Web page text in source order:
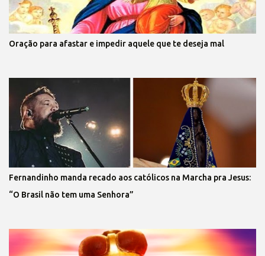
Oração para afastar e impedir aquele que te deseja mal
Fernandinho manda recado aos católicos na Marcha pra Jesus:
“O Brasil não tem uma Senhora”